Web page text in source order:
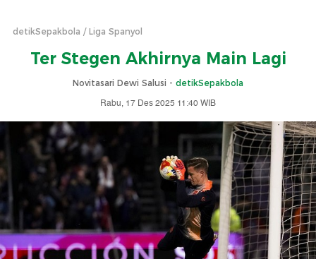
detikSepakbola Liga Spanyol
Ter Stegen Akhirnya Main Lagi
Novitasari Dewi Salusi - detikSepakbola
Rabu, 17 Des 2025 11:40 WIB